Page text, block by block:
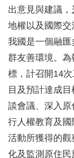
務
心
人
權
公
陳
情
申
出意見與建議
地權以及國際交
我國是一個融
群友善環境。
標，計召開14
目及預計達成
談會議、深入
行人權教育及
活動所獲得的
化及監測原住